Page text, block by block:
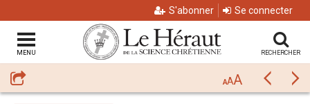
S'abonner Se connecter
MENU RECHERCHER
Partager AAA